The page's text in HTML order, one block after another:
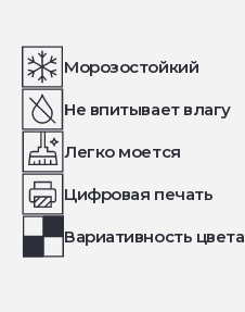
Морозостойкий
Не впитывает влагу
Легко моется
Цифровая печать
Вариативность цвета